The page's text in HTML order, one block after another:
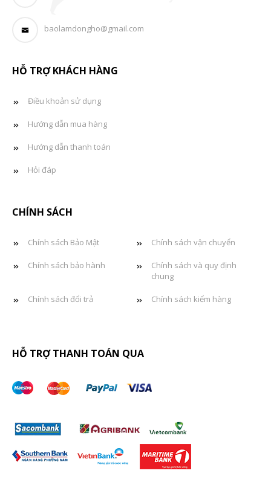
baolamdongho@gmail.com
HỖ TRỢ KHÁCH HÀNG
Điều khoản sử dụng
Hướng dẫn mua hàng
Hướng dẫn thanh toán
Hỏi đáp
CHÍNH SÁCH
Chính sách Bảo Mật Chính sách vận chuyển
Chính sách bảo hành
Chính sách và quy định
chung
Chính sách đổi trả Chính sách kiểm hàng
HỖ TRỢ THANH TOÁN QUA